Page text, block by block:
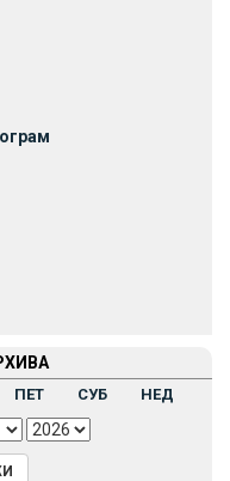
ПЕТ СУБ НЕД